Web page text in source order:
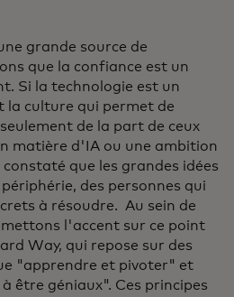
grande source de
que la confiance est un
Si la technologie est un
la culture qui permet de
de la part de ceux
matière d'IA ou une ambition
que les grandes idées
des personnes qui
à résoudre. Au sein de
l'accent sur ce point
Way, qui repose sur des
"apprendre et pivoter" et
être géniaux". Ces principes